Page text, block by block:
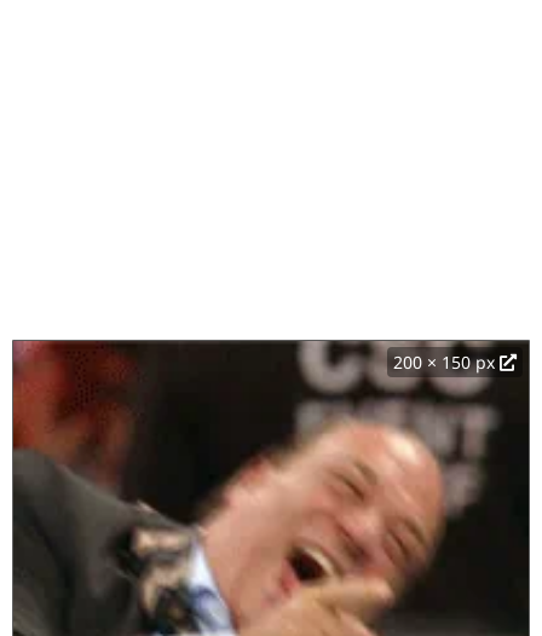
200 × 150 px